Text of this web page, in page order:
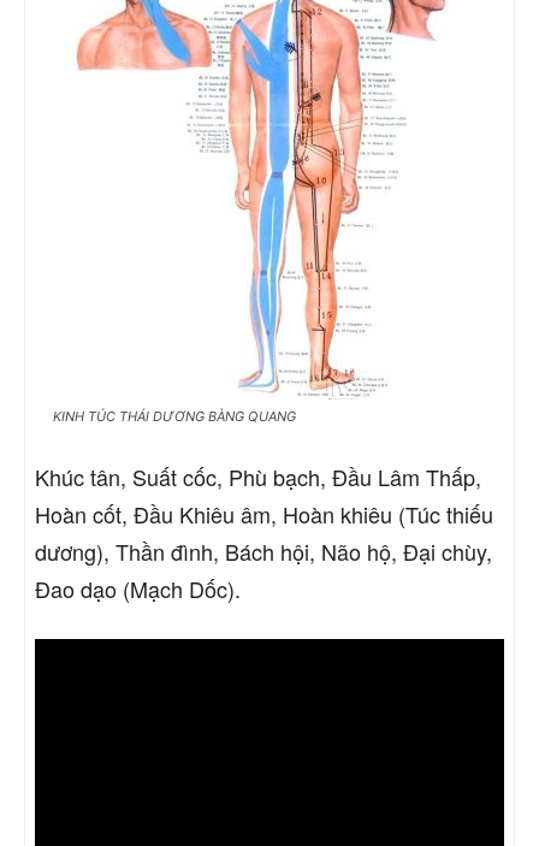
KINH TÚC THÁI DƯƠNG BÀNG QUANG
Khúc tân, Suất cốc, Phù bạch, Đầu Lâm Thấp,
Hoàn cốt, Đầu Khiêu âm, Hoàn khiêu (Túc thiếu
dương), Thần đình, Bách hội, Não hộ, Đại chùy,
Đao dạo (Mạch Dốc).